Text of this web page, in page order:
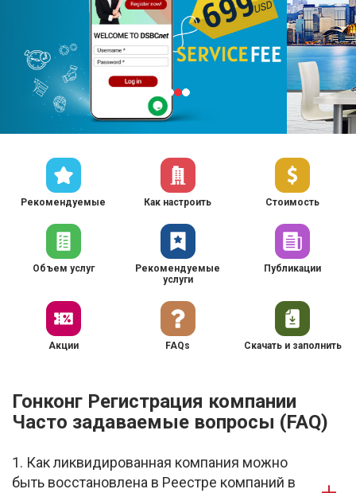
Рекомендуемые Как настроить Стоимость
Объем услуг
Рекомендуемые
услуги
Публикации
Акции FAQs Скачать и заполнить
Гонконг Регистрация компании
Часто задаваемые вопросы (FAQ)
1. Как ликвидированная компания можно
быть восстановлена в Реестре компаний в